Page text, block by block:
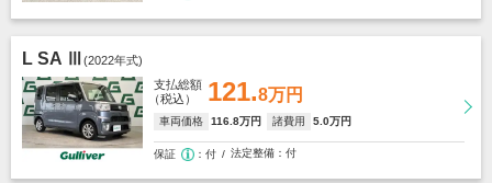
L SA Ⅲ (2022年式)
121.8万円
支払総額
（税込）
車両価格 116 .8万円 諸費用 5 .0万円
保証 付 法定整備 付